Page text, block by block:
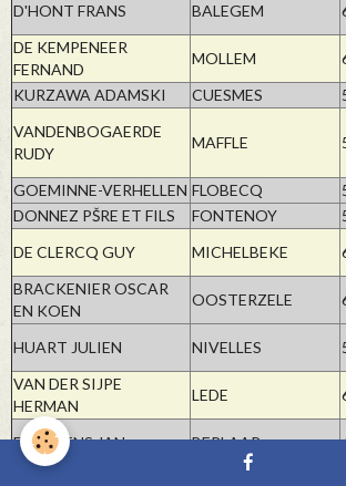
D'HONT FRANS BALEGEM
DE KEMPENEER
FERNAND
MOLLEM
KURZAWA ADAMSKI
CUESMES
VANDENBOGAERDE
RUDY
MAFFLE
GOEMINNE-VERHELLEN FLOBECQ
DONNEZ PŠRE ET FILS
FONTENOY
DE CLERCQ GUY
MICHELBEKE
BRACKENIER OSCAR
EN KOEN
OOSTERZELE
HUART JULIEN NIVELLES
VAN DER SIJPE
HERMAN
LEDE
ENNEKENS JAN BERLAAR